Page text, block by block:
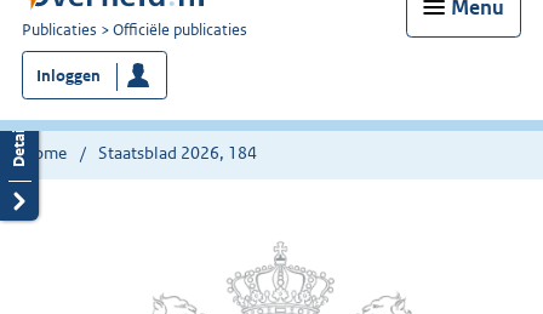
Menu
U
bent
nu
hier:
Publicaties Officiële publicaties
Inloggen
Home Staatsblad 2026, 184